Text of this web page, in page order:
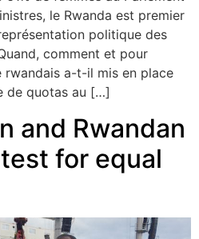
le Rwanda est premier
politique des
comment et pour
rwandais a-t-il mis en place
de quotas au […]
and Rwandan
for equal